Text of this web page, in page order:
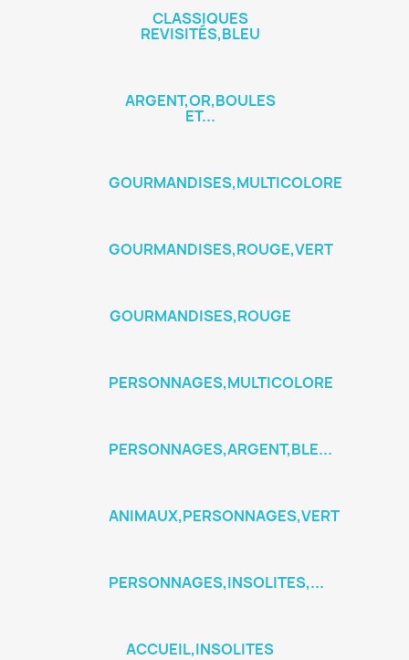
CLASSIQUES
REVISITÉS,BLEU
ARGENT,OR,BOULES
ET...
GOURMANDISES,MULTICOLORE
GOURMANDISES,ROUGE,VERT
GOURMANDISES,ROUGE
PERSONNAGES,MULTICOLORE
PERSONNAGES,ARGENT,BLE...
ANIMAUX,PERSONNAGES,VERT
PERSONNAGES,INSOLITES,...
ACCUEIL,INSOLITES